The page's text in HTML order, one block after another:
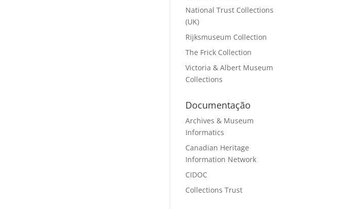
National Trust Collections
(UK)
Rijksmuseum Collection
The Frick Collection
Victoria & Albert Museum
Collections
Documentação
Archives & Museum
Informatics
Canadian Heritage
Information Network
CIDOC
Collections Trust